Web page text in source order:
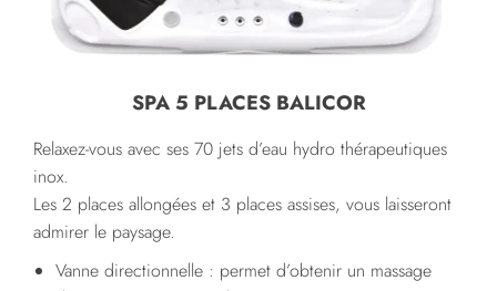
SPA 5 PLACES BALICOR
Relaxez-vous avec ses 70 jets d’eau hydro thérapeutiques
inox.
Les 2 places allongées et 3 places assises, vous laisseront
admirer le paysage.
Vanne directionnelle : permet d’obtenir un massage